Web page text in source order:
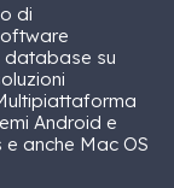
di
database su
Android e
anche Mac OS